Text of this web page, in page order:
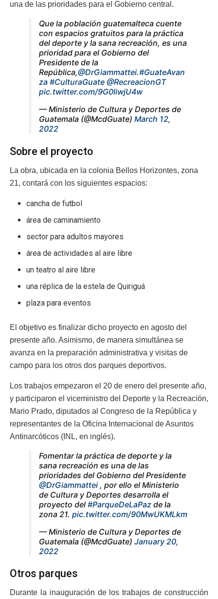
una de las prioridades para el Gobierno central.
Que la población guatemalteca cuente
con espacios gratuitos para la práctica
del deporte y la sana recreación, es una
prioridad para el Gobierno del
Presidente de la
República,@DrGiammattei.#GuateAvan
za #CulturaGuate @RecreacionGT
pic.twitter.com/9G0liwjU4w
— Ministerio de Cultura y Deportes de
Guatemala (@McdGuate) March 12,
2022
Sobre el proyecto
La obra, ubicada en la colonia Bellos Horizontes, zona
21, contará con los siguientes espacios:
cancha de futbol
área de caminamiento
sector para adultos mayores
área de actividades al aire libre
un teatro al aire libre
una réplica de la estela de Quiriguá
plaza para eventos
El objetivo es finalizar dicho proyecto en agosto del
presente año. Asimismo, de manera simultánea se
avanza en la preparación administrativa y visitas de
campo para los otros dos parques deportivos.
Los trabajos empezaron el 20 de enero del presente año,
y participaron el viceministro del Deporte y la Recreación,
Mario Prado, diputados al Congreso de la República y
representantes de la Oficina Internacional de Asuntos
Antinarcóticos (INL, en inglés).
Fomentar la práctica de deporte y la
sana recreación es una de las
prioridades del Gobierno del Presidente
@DrGiammattei , por ello el Ministerio
de Cultura y Deportes desarrolla el
proyecto del #ParqueDeLaPaz de la
zona 21. pic.twitter.com/90MwUKMLkm
— Ministerio de Cultura y Deportes de
Guatemala (@McdGuate) January 20,
2022
Otros parques
Durante la inauguración de los trabajos de construcción